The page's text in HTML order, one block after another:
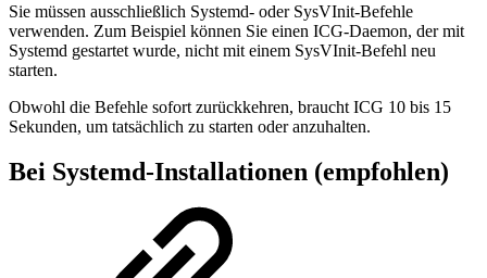
Sie müssen ausschließlich Systemd- oder SysVInit-Befehle
verwenden. Zum Beispiel können Sie einen ICG-Daemon, der mit
Systemd gestartet wurde, nicht mit einem SysVInit-Befehl neu
starten.
Obwohl die Befehle sofort zurückkehren, braucht ICG 10 bis 15
Sekunden, um tatsächlich zu starten oder anzuhalten.
Bei Systemd-Installationen (empfohlen)